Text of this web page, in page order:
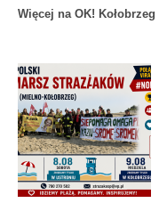
Więcej na OK! Kołobrzeg